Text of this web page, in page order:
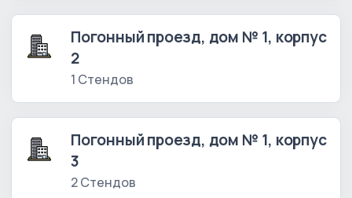
Погонный проезд, дом № 1, корпус
2
1 Стендов
Погонный проезд, дом № 1, корпус
3
2 Стендов